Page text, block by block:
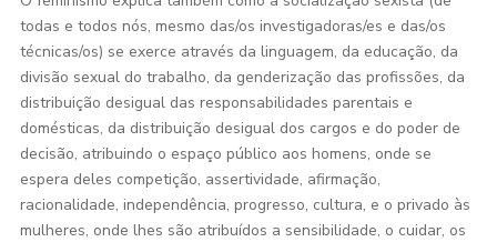
todas e todos nós, mesmo das/os investigadoras/es e das/os
técnicas/os) se exerce através da linguagem, da educação, da
divisão sexual do trabalho, da genderização das profissões, da
distribuição desigual das responsabilidades parentais e
domésticas, da distribuição desigual dos cargos e do poder de
decisão, atribuindo o espaço público aos homens, onde se
espera deles competição, assertividade, afirmação,
racionalidade, independência, progresso, cultura, e o privado às
mulheres, onde lhes são atribuídos a sensibilidade, o cuidar, os